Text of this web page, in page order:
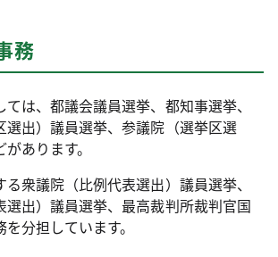
務
は、都議会議員選挙、都知事選挙、
選出）議員選挙、参議院（選挙区選
あります。
衆議院（比例代表選出）議員選挙、
選出）議員選挙、最高裁判所裁判官国
分担しています。